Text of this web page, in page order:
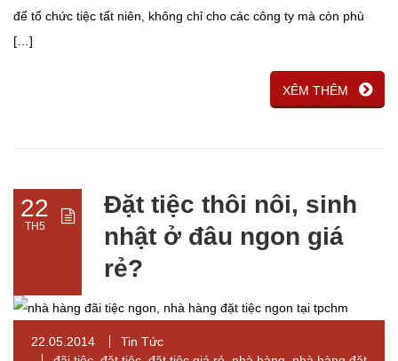
để tổ chức tiệc tất niên, không chỉ cho các công ty mà còn phù
[…]
XÊM THÊM
22
TH5
Đặt tiệc thôi nôi, sinh
nhật ở đâu ngon giá
rẻ?
22.05.2014
Tin Tức